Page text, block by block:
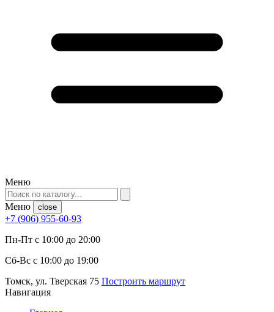
Меню
Меню close
+7 (906) 955-60-93
Пн-Пт с 10:00 до 20:00
Сб-Вс с 10:00 до 19:00
Томск, ул. Тверская 75 Построить маршрут
Навигация